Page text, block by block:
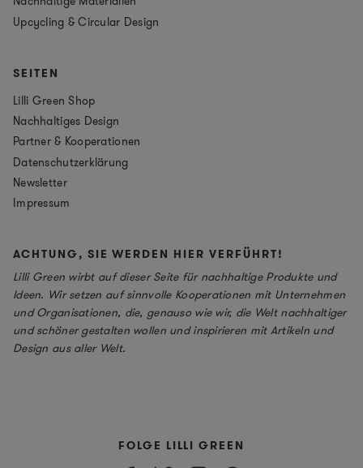
Upcycling & Circular Design
SEITEN
Lilli Green Shop
Nachhaltiges Design
Partner & Kooperationen
Datenschutzerklärung
Newsletter
Impressum
ACHTUNG, SIE WERDEN HIER VERFÜHRT!
Lilli Green wirbt auf dieser Seite für nachhaltige Produkte und
Ideen. Wir setzen auf sinnvolle Kooperationen mit Unternehmen
und Organisationen, die, genauso wie wir, die Welt nachhaltiger
und schöner gestalten wollen und inspirieren mit Artikeln und
Design aus aller Welt.
FOLGE LILLI GREEN